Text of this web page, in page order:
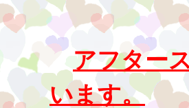
アフター
います。